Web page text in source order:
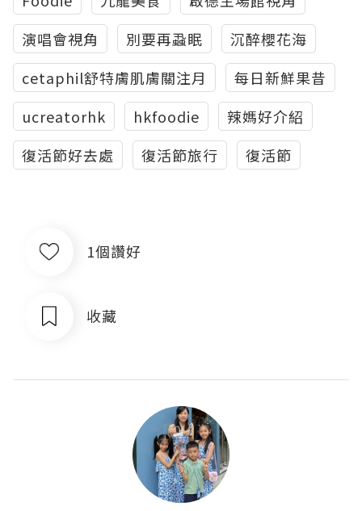
演唱會視角
別要再蝨眠
沉醉櫻花海
cetaphil舒特膚肌膚關注月
每日新鮮果昔
ucreatorhk
hkfoodie
辣媽好介紹
復活節好去處
復活節旅行 復活節
1個讚好
收藏